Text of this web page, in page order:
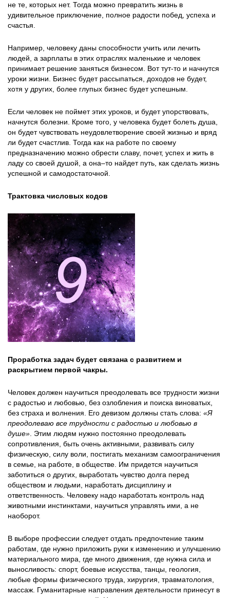
не те, которых нет. Тогда можно превратить жизнь в
удивительное приключение, полное радости побед, успеха и
счастья.
Например, человеку даны способности учить или лечить
людей, а зарплаты в этих отраслях маленькие и человек
принимает решение заняться бизнесом. Вот тут-то и начнутся
уроки жизни. Бизнес будет рассыпаться, доходов не будет,
хотя у других, более глупых бизнес будет успешным.
Если человек не поймет этих уроков, и будет упорствовать,
начнутся болезни. Кроме того, у человека будет болеть душа,
он будет чувствовать неудовлетворение своей жизнью и вряд
ли будет счастлив. Тогда как на работе по своему
предназначению можно обрести славу, почет, успех и жить в
ладу со своей душой, а она–то найдет путь, как сделать жизнь
успешной и самодостаточной.
Трактовка числовых кодов
Проработка задач будет связана с развитием и
раскрытием первой чакры.
Человек должен научиться преодолевать все трудности жизни
с радостью и любовью, без озлобления и поиска виноватых,
без страха и волнения. Его девизом должны стать слова: «Я
преодолеваю все трудности с радостью и любовью в
душе» . Этим людям нужно постоянно преодолевать
сопротивления, быть очень активными, развивать силу
физическую, силу воли, постигать механизм самоограничения
в семье, на работе, в обществе. Им придется научиться
заботиться о других, выработать чувство долга перед
обществом и людьми, наработать дисциплину и
ответственность. Человеку надо наработать контроль над
животными инстинктами, научиться управлять ими, а не
наоборот.
В выборе профессии следует отдать предпочтение таким
работам, где нужно приложить руки к изменению и улучшению
материального мира, где много движения, где нужна сила и
выносливость: спорт, боевые искусства, танцы, геология,
любые формы физического труда, хирургия, травматология,
массаж. Гуманитарные направления деятельности принесут в